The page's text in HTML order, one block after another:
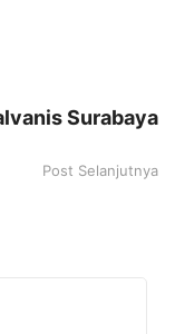
Surabaya
Post Selanjutnya